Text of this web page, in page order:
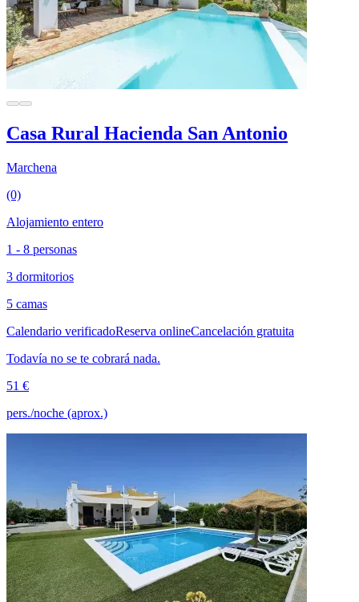
Casa Rural Hacienda San Antonio
Marchena
(0)
Alojamiento entero
1 - 8 personas
3 dormitorios
5 camas
Calendario verificadoReserva onlineCancelación gratuita
Todavía no se te cobrará nada.
51 €
pers./noche (aprox.)